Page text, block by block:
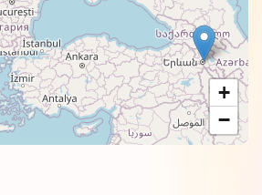
+
−